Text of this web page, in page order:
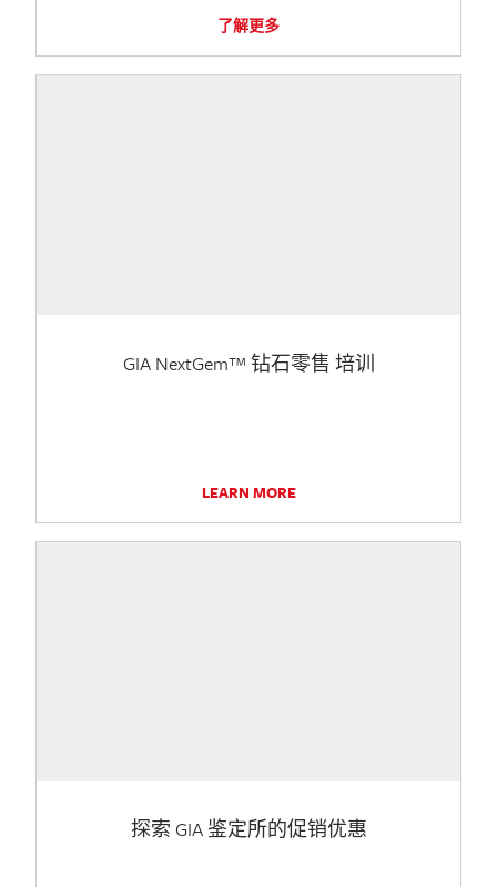
了解更多
GIA NextGem™ 钻石零售 培训
LEARN MORE
探索 GIA 鉴定所的促销优惠